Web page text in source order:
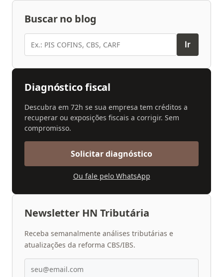
Buscar no blog
Ir
Diagnóstico fiscal
Descubra em 72h se sua empresa tem créditos a
recuperar ou exposições fiscais a corrigir. Sem
compromisso.
Solicitar diagnóstico
Ou fale pelo WhatsApp
Newsletter HN Tributária
Receba semanalmente análises tributárias e
atualizações da reforma CBS/IBS.